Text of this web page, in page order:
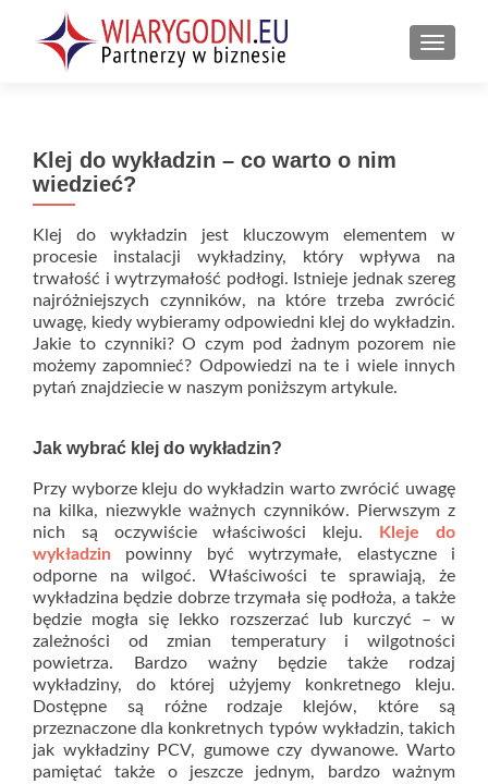
Klej do wykładzin – co warto o nim
wiedzieć?
Klej do wykładzin jest kluczowym elementem w
procesie instalacji wykładziny, który wpływa na
trwałość i wytrzymałość podłogi. Istnieje jednak szereg
najróżniejszych czynników, na które trzeba zwrócić
uwagę, kiedy wybieramy odpowiedni klej do wykładzin.
Jakie to czynniki? O czym pod żadnym pozorem nie
możemy zapomnieć? Odpowiedzi na te i wiele innych
pytań znajdziecie w naszym poniższym artykule.
Jak wybrać klej do wykładzin?
Przy wyborze kleju do wykładzin warto zwrócić uwagę
na kilka, niezwykle ważnych czynników. Pierwszym z
nich są oczywiście właściwości kleju.
Kleje do
wykładzin powinny być wytrzymałe, elastyczne i
odporne na wilgoć. Właściwości te sprawiają, że
wykładzina będzie dobrze trzymała się podłoża, a także
będzie mogła się lekko rozszerzać lub kurczyć – w
zależności od zmian temperatury i wilgotności
powietrza. Bardzo ważny będzie także rodzaj
wykładziny, do której użyjemy konkretnego kleju.
Dostępne są różne rodzaje klejów, które są
przeznaczone dla konkretnych typów wykładzin, takich
jak wykładziny PCV, gumowe czy dywanowe. Warto
pamiętać także o jeszcze jednym, bardzo ważnym